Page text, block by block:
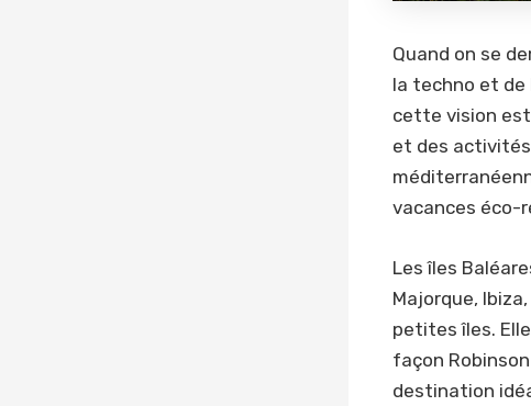
Quand on se
la techno et de
cette vision
et des activités
vacances éco-
Les îles
Majorque,
petites îles.
façon
destination